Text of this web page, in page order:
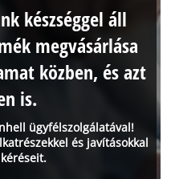
ügyfélszolgálatával!
és javításokkal
készséggel áll
megvásárlása
közben, és azt
is.